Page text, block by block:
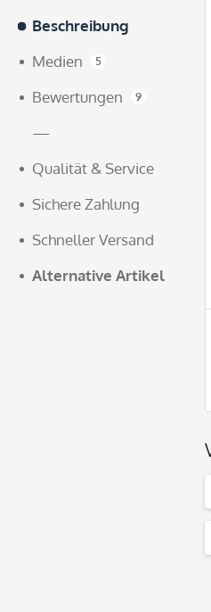
Beschreibung
Medien
5
Bewertungen 9
—
Qualität & Service
Sichere Zahlung
Schneller Versand
Alternative Artikel